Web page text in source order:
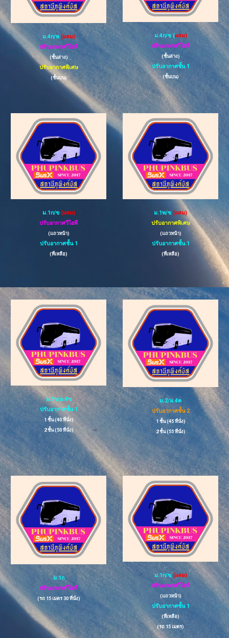
ม.4ก/พ (ผสม)
ปรับอากาศวีไอพี
(ชั้นล่าง)
ปรับอากาศพิเศษ
(ชั้นบน)
ม.4ก/ข (ผสม)
ปรับอากาศวีไอพี
(ชั้นล่าง)
ปรับอากาศชั้น 1
(ชั้นบน)
ม.1ก/ข(ผสม)
ปรับอากาศวีไอพี
(แถวหน้า)
ปรับอากาศชั้น 1
(ที่เหลือ)
ม.1พ/ข (ผสม)
ปรับอากาศพิเศษ
(แถวหน้า)
ปรับอากาศชั้น 1
(ที่เหลือ)
ม.1ข/ม.4ข
ปรับอากาศชั้น 1
1 ชั้น (40ที่นั่ง)
2 ชั้น (50ที่นั่ง)
ม.2/ม.4ค
ปรับอากาศชั้น 2
1 ชั้น (45ที่นั่ง)
2 ชั้น (55ที่นั่ง)
ม.1ก
ปรับอากาศวีไอพี
(รถ 15เมตร 30 ที่นั่ง)
ม.1ก/ข(ผสม)
ปรับอากาศวีไอพี
(แถวหน้า)
ปรับอากาศชั้น 1
(ที่เหลือ)
(รถ 15 เมตร)